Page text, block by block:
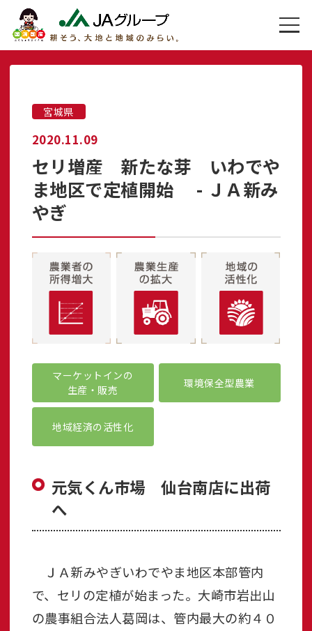
宮城県
2020.11.09
セリ増産 新たな芽 いわでや
ま地区で定植開始 - ＪＡ新み
やぎ
マーケットインの
生産・販売
環境保全型農業
地域経済の活性化
元気くん市場 仙台南店に出荷
へ
ＪＡ新みやぎいわでやま地区本部管内
で、セリの定植が始まった。大崎市岩出山
の農事組合法人葛岡は、管内最大の約４０